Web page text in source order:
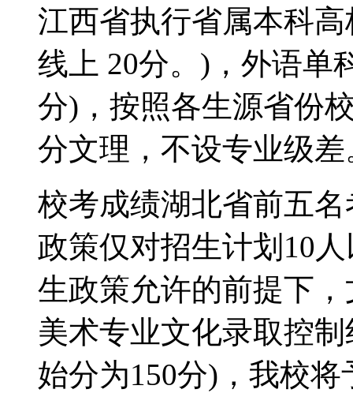
江西省执行省属本科
线上 20分。)，外语单
分)，按照各生源省份
分文理，不设专业级差
校考成绩湖北省前五
政策仅对招生计划10
生政策允许的前提下
美术专业文化录取控
始分为150分)，我校将